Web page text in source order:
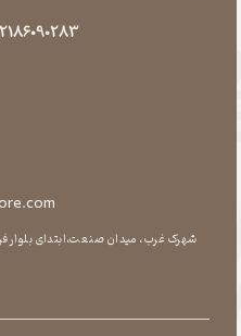
شهرک غرب، میدان صنعت،ابتدای بلوار